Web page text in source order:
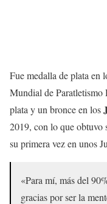
Fue medalla de plata en
Mundial de Paratletismo
plata y un bronce en los
2019, con lo que obtuvo
su primera vez en unos
«Para mí, más del
gracias por ser la